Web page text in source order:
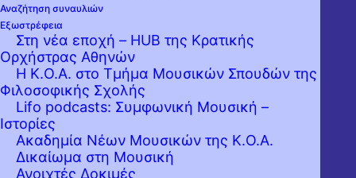
Αναζήτηση συναυλιών
Εξωστρέφεια
Στη νέα εποχή – HUB της Κρατικής
Ορχήστρας Αθηνών
Η Κ.Ο.Α. στο Τμήμα Μουσικών Σπουδών της
Φιλοσοφικής Σχολής
Lifo podcasts: Συμφωνική Μουσική –
Ιστορίες
Ακαδημία Νέων Μουσικών της Κ.Ο.Α.
Δικαίωμα στη Μουσική
Ανοιχτές Δοκιμές